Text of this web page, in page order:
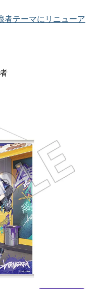
者テーマにリニューア